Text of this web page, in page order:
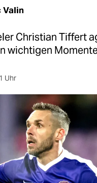
Valin
Christian Tiffert
wichtigen
Uhr